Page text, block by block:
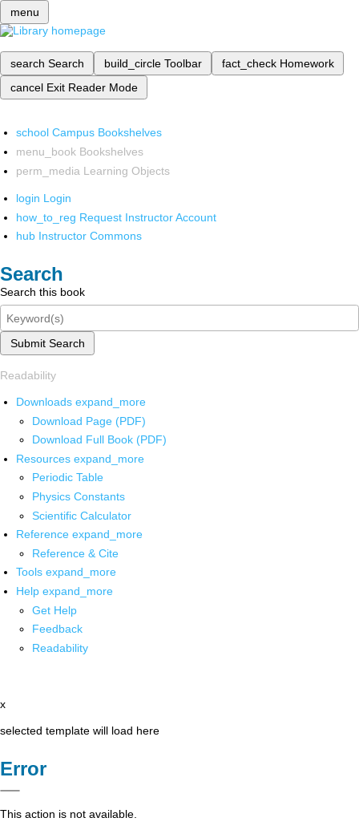
menu
search Search build_circle Toolbar fact_check Homework
cancel Exit Reader Mode
school Campus Bookshelves
menu_book Bookshelves
perm_media Learning Objects
login Login
how_to_reg Request Instructor Account
hub Instructor Commons
Search
Search this book
Submit Search
Readability
Downloads expand_more
Download Page (PDF)
Download Full Book (PDF)
Resources expand_more
Periodic Table
Physics Constants
Scientific Calculator
Reference expand_more
Reference & Cite
Tools expand_more
Help expand_more
Get Help
Feedback
Readability
x
selected template will load here
Error
This action is not available.